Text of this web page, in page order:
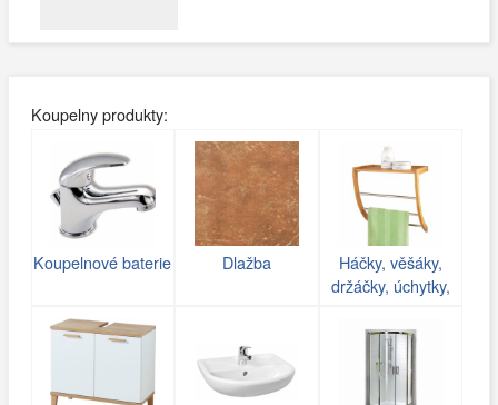
Koupelny produkty:
Koupelnové baterie Dlažba
Háčky, věšáky,
držáčky, úchytky,